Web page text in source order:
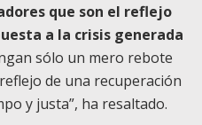
que son el reflejo
a la crisis generada
sólo un mero rebote
de una recuperación
y justa”, ha resaltado.